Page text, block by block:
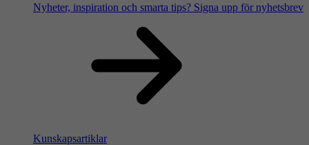
Nyheter, inspiration och smarta tips? Signa upp för nyhetsbrev
Kunskapsartiklar